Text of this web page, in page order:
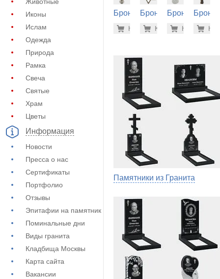
Иконы
Ислам
Одежда
Природа
Рамка
Свеча
Святые
Храм
Цветы
Информация
Новости
Пресса о нас
Сертификаты
Портфолио
Отзывы
Эпитафии на памятник
Поминальные дни
Виды гранита
Кладбища Москвы
Карта сайта
Вакансии
Бронза
памятник
-7% 3.600
Купить
Бронза
памятник
-7%
Купить
Бронза
памятник
-
Купить
Бронза
Памятники из Гранита